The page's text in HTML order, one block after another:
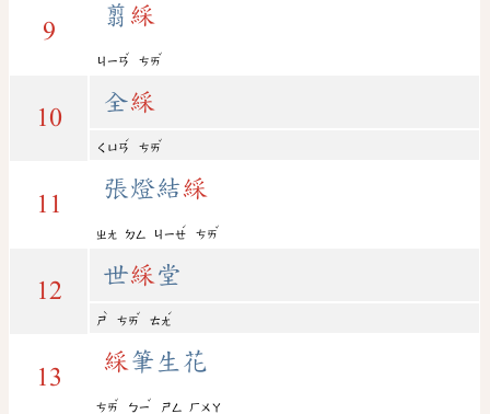
9
翦 綵
ㄐㄧㄢ
ˇ
ㄘㄞ
ˇ
10
全綵
ㄑㄩㄢ
ˊ
ㄘㄞ
ˇ
11
張燈結綵
ㄓㄤ ㄉㄥ ㄐㄧㄝ
ˊ
ㄘㄞ
ˇ
12
世綵堂
ㄕ
ˋ
ㄘㄞ
ˇ
ㄊㄤ
ˊ
13
綵筆生花
ㄘㄞ
ˇ
ㄅㄧ
ˇ
ㄕㄥ ㄏㄨㄚ